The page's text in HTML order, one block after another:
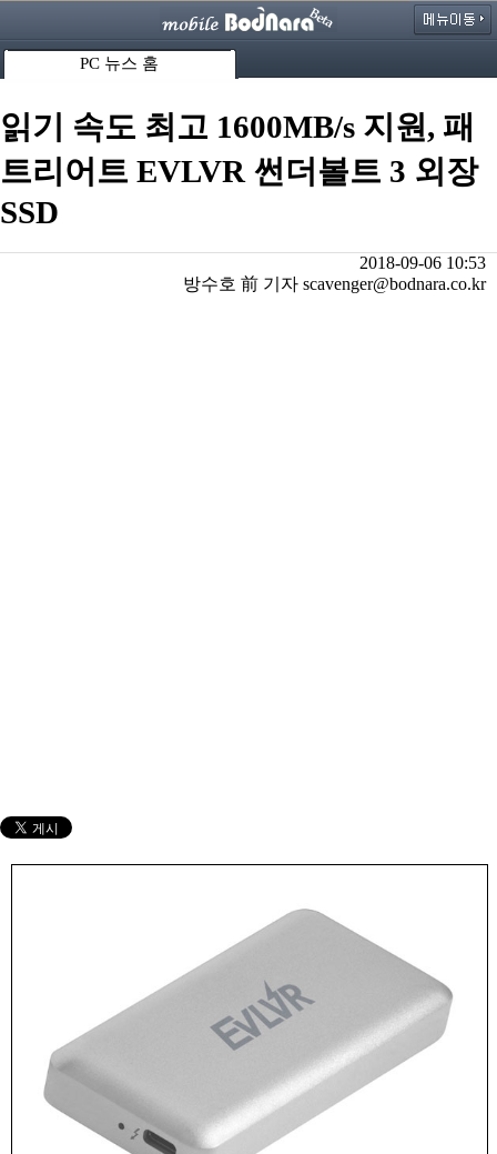
PC 뉴스 홈
읽기 속도 최고 1600MB/s 지원, 패
트리어트 EVLVR 썬더볼트 3 외장
SSD
2018-09-06 10:53
방수호 前 기자 scavenger@bodnara.co.kr